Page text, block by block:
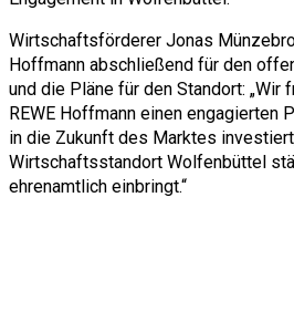
Wirtschaftsförderer Jonas
Hoffmann abschließend für den
und die Pläne für den Standort: „Wir
REWE Hoffmann einen engagierten
in die Zukunft des Marktes
Wirtschaftsstandort Wolfenbüttel
ehrenamtlich einbringt.“